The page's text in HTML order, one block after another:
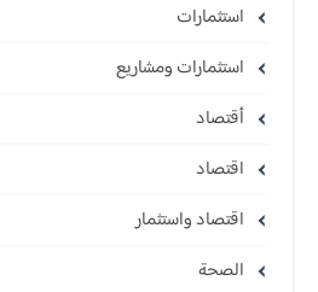
استثمارات
استثمارات ومشاريع
أقتصاد
اقتصاد
اقتصاد واستثمار
الصحة